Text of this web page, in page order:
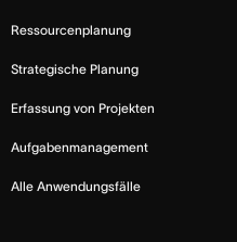
Ressourcenplanung
Strategische Planung
Erfassung von Projekten
Aufgabenmanagement
Alle Anwendungsfälle